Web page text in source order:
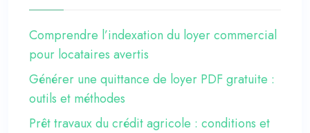
Comprendre l’indexation du loyer commercial
pour locataires avertis
Générer une quittance de loyer PDF gratuite :
outils et méthodes
Prêt travaux du crédit agricole : conditions et